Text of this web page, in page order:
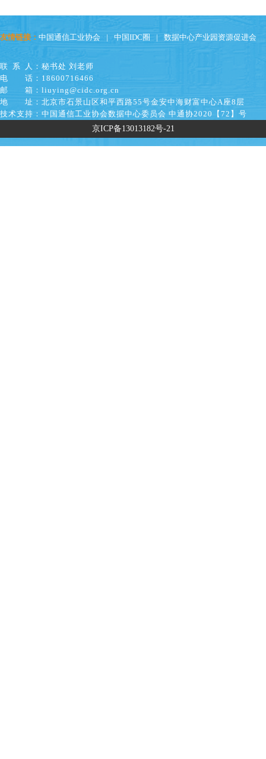
友情链接： 中国通信工业协会 | 中国IDC圈 | 数据中心产业园资源促进会
联系人 ：秘书处 刘老师
电话 ：18600716466
邮箱 ：liuying@cidc.org.cn
地址 ：北京市石景山区和平西路55号金安中海财富中心A座8层
技术支持 ：中国通信工业协会数据中心委员会 中通协2020【72】号
京ICP备13013182号-21